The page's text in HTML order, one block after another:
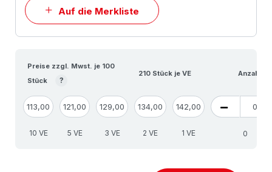
Auf die Merkliste
Preise zzgl. Mwst. je 100
Stück
?
210 Stück je VE Anzahl VE
113,00 121,00 129,00 134,00 142,00
10 VE 5 VE 3 VE 2 VE 1 VE